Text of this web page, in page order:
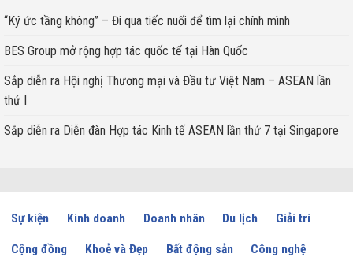
“Ký ức tầng không” – Đi qua tiếc nuối để tìm lại chính mình
BES Group mở rộng hợp tác quốc tế tại Hàn Quốc
Sắp diễn ra Hội nghị Thương mại và Đầu tư Việt Nam – ASEAN lần
thứ I
Sắp diễn ra Diễn đàn Hợp tác Kinh tế ASEAN lần thứ 7 tại Singapore
Sự kiện Kinh doanh Doanh nhân Du lịch Giải trí
Cộng đồng Khoẻ và Đẹp Bất động sản Công nghệ